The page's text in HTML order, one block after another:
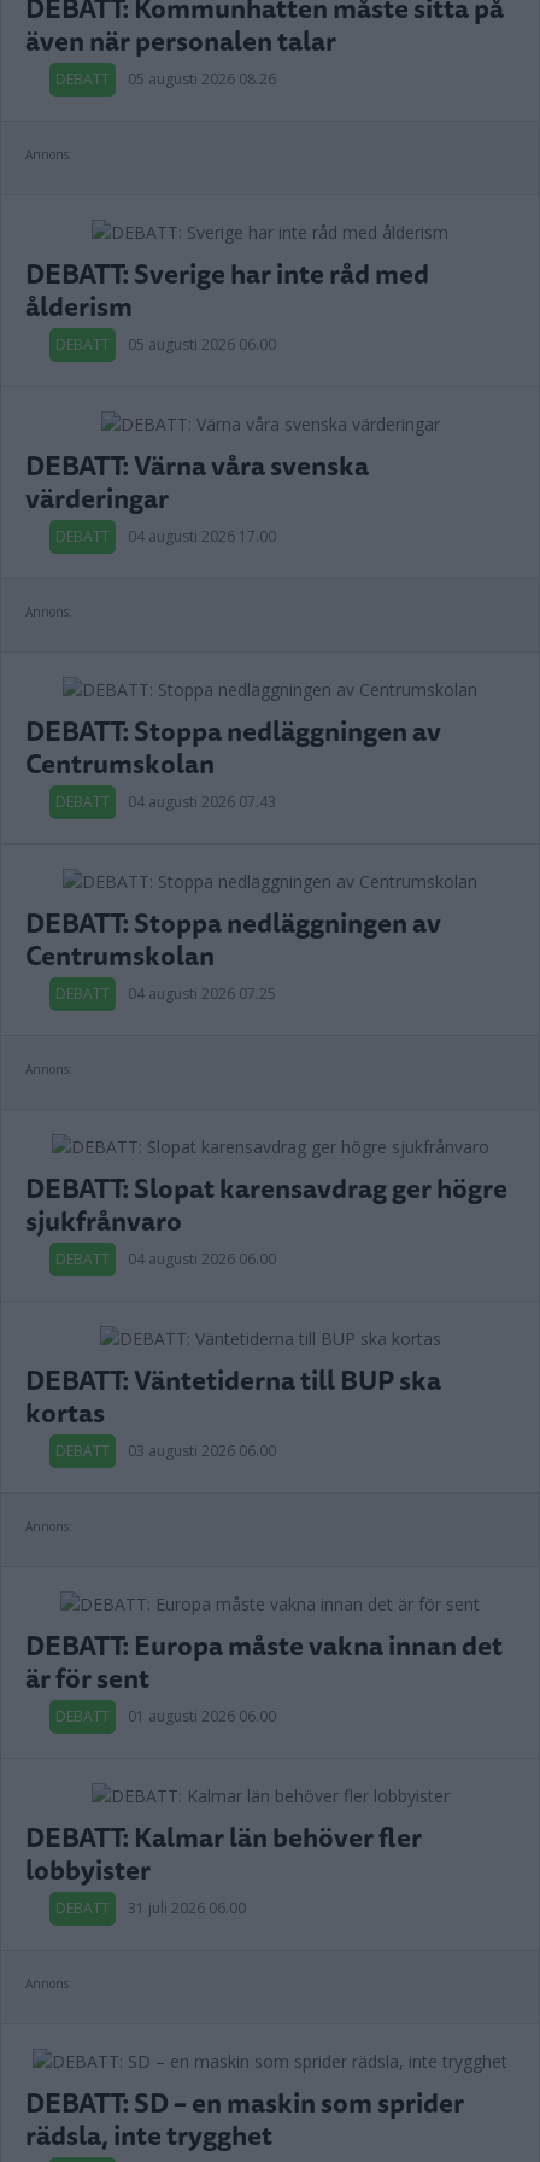
även när personalen talar
DEBATT 05 augusti 2026 08.26
Annons:
DEBATT: Sverige har inte råd med
ålderism
DEBATT 05 augusti 2026 06.00
DEBATT: Värna våra svenska
värderingar
DEBATT 04 augusti 2026 17.00
Annons:
DEBATT: Stoppa nedläggningen av
Centrumskolan
DEBATT 04 augusti 2026 07.43
DEBATT: Stoppa nedläggningen av
Centrumskolan
DEBATT 04 augusti 2026 07.25
Annons:
DEBATT: Slopat karensavdrag ger högre
sjukfrånvaro
DEBATT 04 augusti 2026 06.00
DEBATT: Väntetiderna till BUP ska
kortas
DEBATT 03 augusti 2026 06.00
Annons:
DEBATT: Europa måste vakna innan det
är för sent
DEBATT 01 augusti 2026 06.00
DEBATT: Kalmar län behöver fler
lobbyister
DEBATT 31 juli 2026 06.00
Annons:
DEBATT: SD – en maskin som sprider
rädsla, inte trygghet